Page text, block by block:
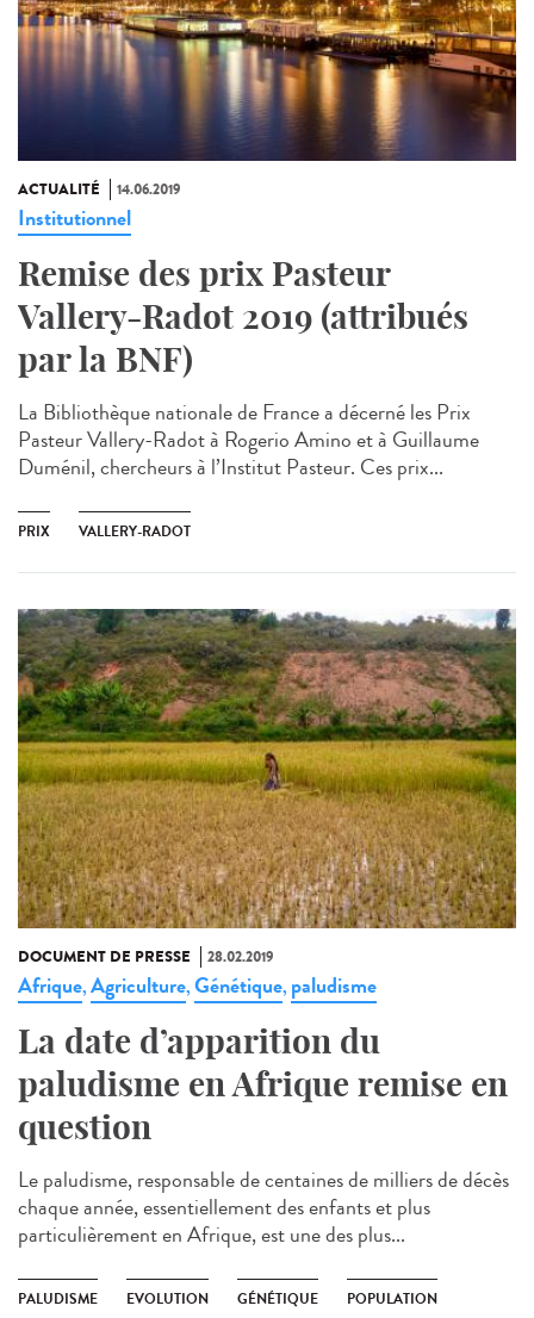
ACTUALITÉ 14.06.2019
Institutionnel
Remise des prix Pasteur
Vallery-Radot 2019 (attribués
par la BNF)
La Bibliothèque nationale de France a décerné les Prix
Pasteur Vallery-Radot à Rogerio Amino et à Guillaume
Duménil, chercheurs à l’Institut Pasteur. Ces prix...
PRIX VALLERY-RADOT
DOCUMENT DE PRESSE 28.02.2019
Afrique,Agriculture,Génétique, paludisme
La date d’apparition du
paludisme en Afrique remise en
question
Le paludisme, responsable de centaines de milliers de décès
chaque année, essentiellement des enfants et plus
particulièrement en Afrique, est une des plus...
PALUDISME EVOLUTION GÉNÉTIQUE POPULATION